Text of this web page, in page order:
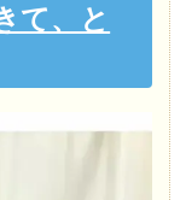
て、と